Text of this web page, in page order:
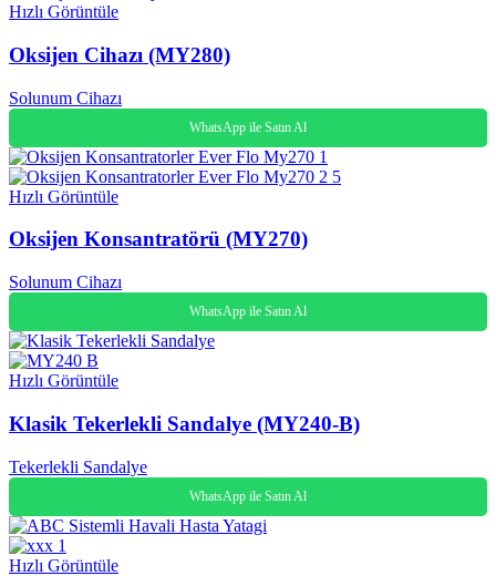
Hızlı Görüntüle
Oksijen Cihazı (MY280)
Solunum Cihazı
WhatsApp ile Satın Al
Hızlı Görüntüle
Oksijen Konsantratörü (MY270)
Solunum Cihazı
WhatsApp ile Satın Al
Hızlı Görüntüle
Klasik Tekerlekli Sandalye (MY240-B)
Tekerlekli Sandalye
WhatsApp ile Satın Al
Hızlı Görüntüle